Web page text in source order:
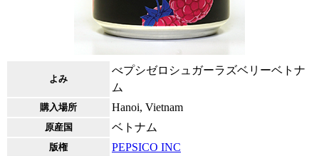
よみ
べプシゼロシュガーラズベリーベトナ
ム
購入場所 Hanoi, Vietnam
原産国 ベトナム
版権 PEPSICO INC